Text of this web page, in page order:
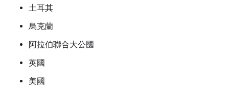
土耳其
烏克蘭
阿拉伯聯合大公國
英國
美國